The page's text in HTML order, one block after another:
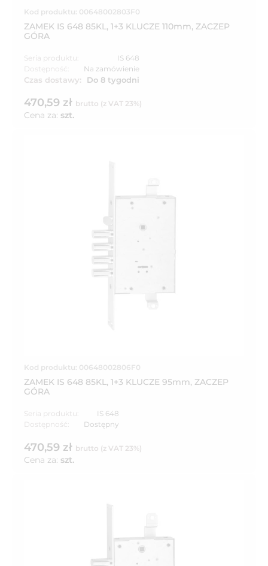
Kod produktu: 00648002803F0
ZAMEK IS 648 85KL, 1+3 KLUCZE 110mm, ZACZEP
GÓRA
Seria produktu:
IS 648
Dostępność:
Na zamówienie
Czas dostawy: Do 8 tygodni
470,59 zł brutto (z VAT 23%)
Cena za: szt.
Kod produktu: 00648002806F0
ZAMEK IS 648 85KL, 1+3 KLUCZE 95mm, ZACZEP
GÓRA
Seria produktu:
IS 648
Dostępność:
Dostępny
470,59 zł brutto (z VAT 23%)
Cena za: szt.